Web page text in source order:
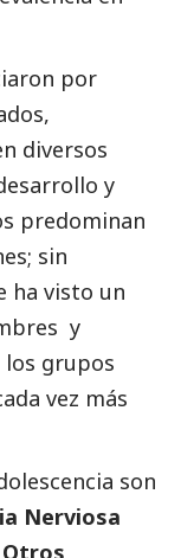
por
diversos
y
predominan
sin
ha visto un
y
grupos
vez más
son
Nerviosa